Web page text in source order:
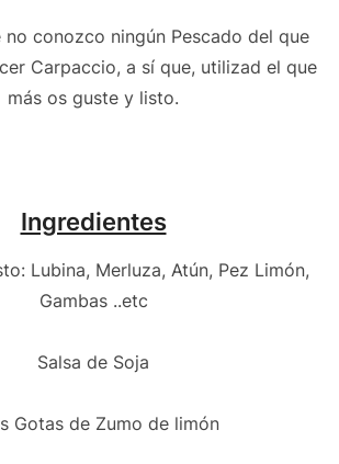
no conozco ningún Pescado del que
Carpaccio, a sí que, utilizad el que
más os guste y listo.
Ingredientes
Lubina, Merluza, Atún, Pez Limón,
Gambas ..etc
Salsa de Soja
Gotas de Zumo de limón